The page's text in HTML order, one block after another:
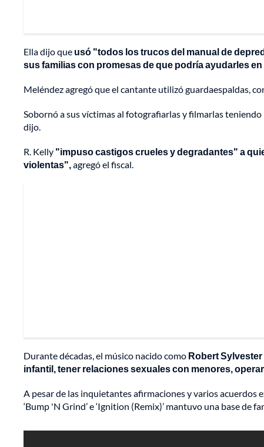
Ella dijo que usó "todos los trucos del manual de
sus familias con promesas de que podría ayudarles
Meléndez agregó que el cantante utilizó guardaespaldas,
Sobornó a sus víctimas al fotografiarlas y filmarlas
dijo.
R. Kelly "impuso castigos crueles y degradantes" a
violentas",agregó el fiscal.
Durante décadas, el músico nacido como Robert
infantil, tener relaciones sexuales con menores,
A pesar de las inquietantes afirmaciones y varios acuerdos
‘Bump 'N Grind’ e ‘Ignition (Remix)’ mantuvo una base